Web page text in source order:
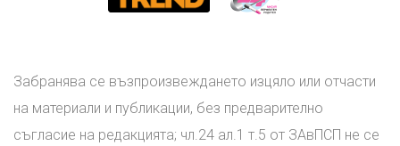
Забранява се възпроизвеждането изцяло или отчасти
на материали и публикации, без предварително
съгласие на редакцията; чл.24 ал.1 т.5 от ЗАвПСП не се